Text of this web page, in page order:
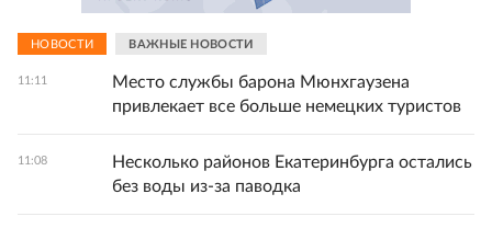
НОВОСТИ ВАЖНЫЕ НОВОСТИ
11:11
Место службы барона Мюнхгаузена
привлекает все больше немецких туристов
11:08
Несколько районов Екатеринбурга остались
без воды из-за паводка